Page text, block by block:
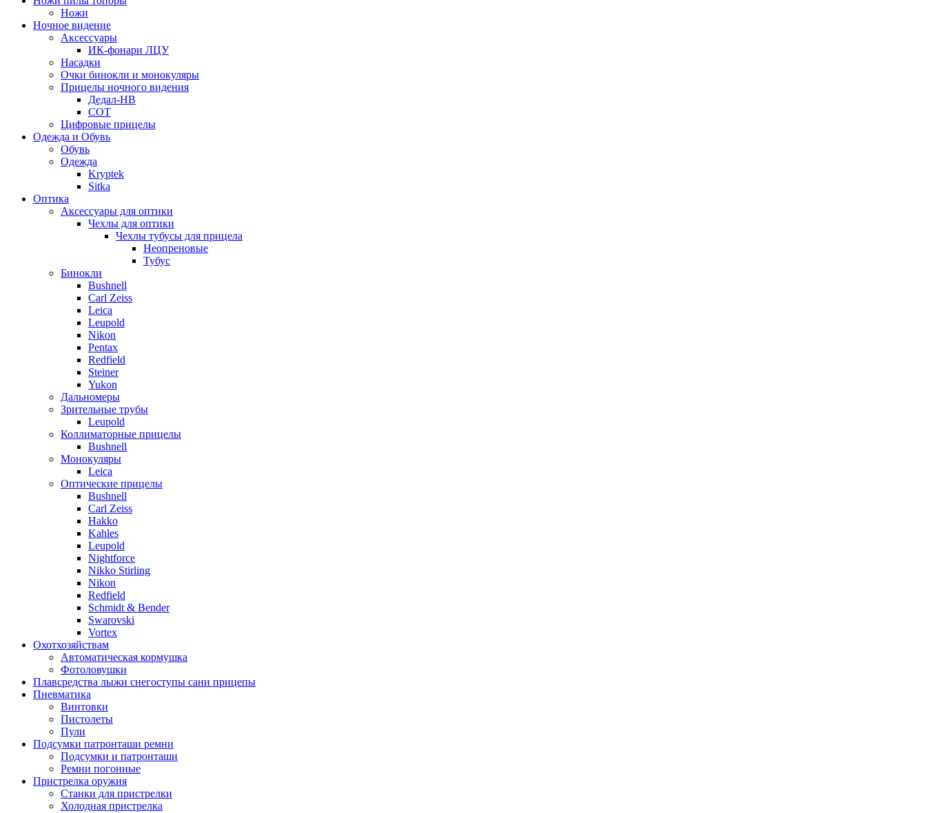
Ножи
Ночное видение
Аксессуары
ИК-фонари ЛЦУ
Насадки
Очки бинокли и монокуляры
Прицелы ночного видения
Дедал-НВ
СОТ
Цифровые прицелы
Одежда и Обувь
Обувь
Одежда
Kryptek
Sitka
Оптика
Аксессуары для оптики
Чехлы для оптики
Чехлы тубусы для прицела
Неопреновые
Тубус
Бинокли
Bushnell
Carl Zeiss
Leica
Leupold
Nikon
Pentax
Redfield
Steiner
Yukon
Дальномеры
Зрительные трубы
Leupold
Коллиматорные прицелы
Bushnell
Монокуляры
Leica
Оптические прицелы
Bushnell
Carl Zeiss
Hakko
Kahles
Leupold
Nightforce
Nikko Stirling
Nikon
Redfield
Schmidt & Bender
Swarovski
Vortex
Охотхозяйствам
Автоматическая кормушка
Фотоловушки
Плавсредства лыжи снегоступы сани прицепы
Пневматика
Винтовки
Пистолеты
Пули
Подсумки патронташи ремни
Подсумки и патронташи
Ремни погонные
Пристрелка оружия
Станки для пристрелки
Холодная пристрелка